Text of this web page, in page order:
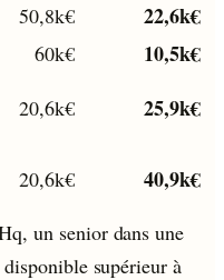
50,8k€ 22,6k€
60k€ 10,5k€
20,6k€ 25,9k€
20,6k€ 40,9k€
un senior dans une
supérieur à